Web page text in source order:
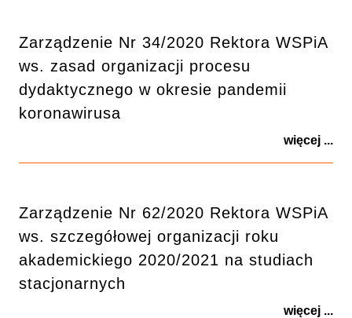
Zarządzenie Nr 34/2020 Rektora WSPiA
ws. zasad organizacji procesu
dydaktycznego w okresie pandemii
koronawirusa
więcej ...
Zarządzenie Nr 62/2020 Rektora WSPiA
ws. szczegółowej organizacji roku
akademickiego 2020/2021 na studiach
stacjonarnych
więcej ...